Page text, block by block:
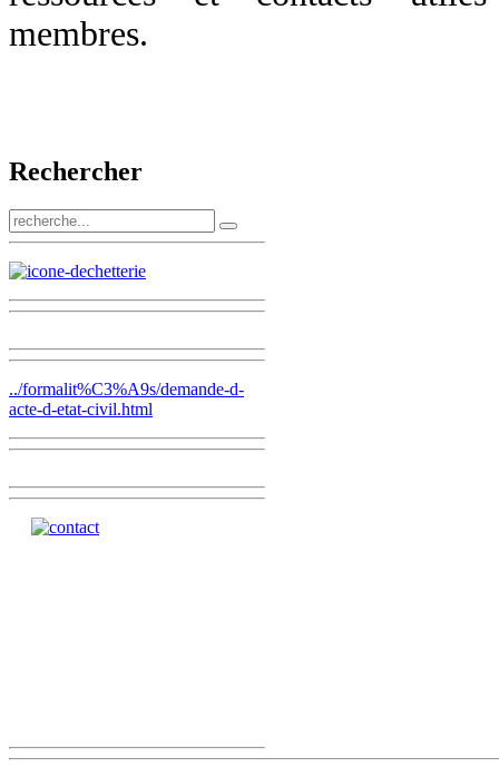
membres.
Rechercher
../formalit%C3%A9s/demande-d-
acte-d-etat-civil.html